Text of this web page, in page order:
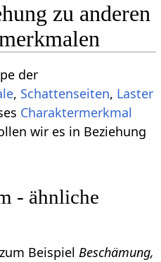
zu anderen
der
, Schattenseiten, Laster
Charaktermerkmal
wir es in Beziehung
- ähnliche
BeispielBeschämung,